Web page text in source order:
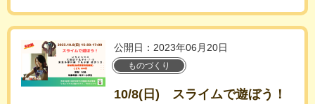
公開日：2023年06月20日
ものづくり
10/8(日) スライムで遊ぼう！